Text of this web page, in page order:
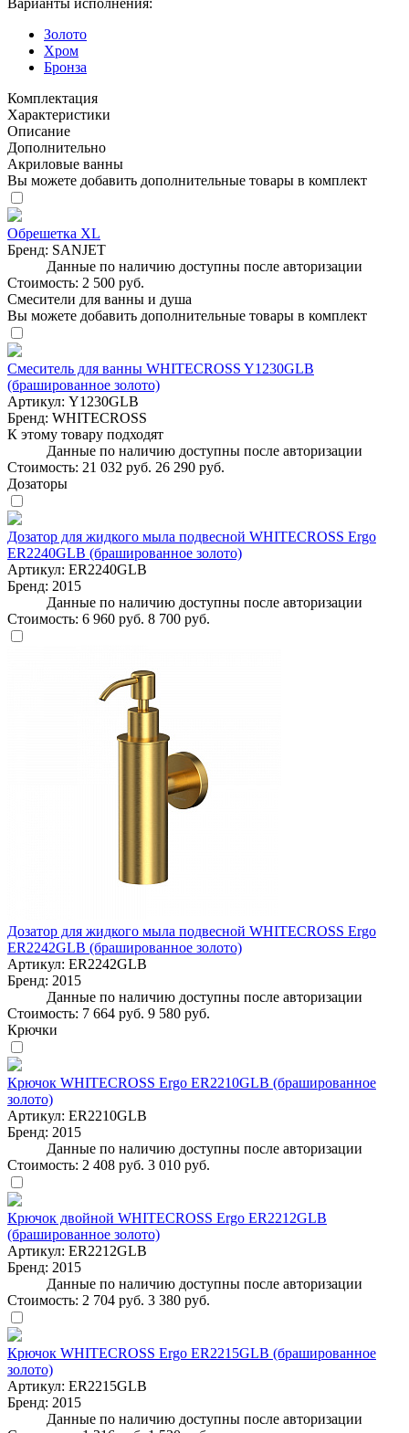
Золото
Хром
Бронза
Комплектация
Характеристики
Описание
Дополнительно
Акриловые ванны
Вы можете добавить дополнительные товары в комплект
Обрешетка XL
Бренд: SANJET
Данные по наличию доступны после авторизации
Стоимость: 2 500 руб.
Смесители для ванны и душа
Вы можете добавить дополнительные товары в комплект
Смеситель для ванны WHITECROSS Y1230GLB
(брашированное золото)
Артикул: Y1230GLB
Бренд: WHITECROSS
К этому товару подходят
Данные по наличию доступны после авторизации
Стоимость: 21 032 руб. 26 290 руб.
Дозаторы
Дозатор для жидкого мыла подвесной WHITECROSS Ergo
ER2240GLB (брашированное золото)
Артикул: ER2240GLB
Бренд: 2015
Данные по наличию доступны после авторизации
Стоимость: 6 960 руб. 8 700 руб.
Дозатор для жидкого мыла подвесной WHITECROSS Ergo
ER2242GLB (брашированное золото)
Артикул: ER2242GLB
Бренд: 2015
Данные по наличию доступны после авторизации
Стоимость: 7 664 руб. 9 580 руб.
Крючки
Крючок WHITECROSS Ergo ER2210GLB (брашированное
золото)
Артикул: ER2210GLB
Бренд: 2015
Данные по наличию доступны после авторизации
Стоимость: 2 408 руб. 3 010 руб.
Крючок двойной WHITECROSS Ergo ER2212GLB
(брашированное золото)
Артикул: ER2212GLB
Бренд: 2015
Данные по наличию доступны после авторизации
Стоимость: 2 704 руб. 3 380 руб.
Крючок WHITECROSS Ergo ER2215GLB (брашированное
золото)
Артикул: ER2215GLB
Бренд: 2015
Данные по наличию доступны после авторизации